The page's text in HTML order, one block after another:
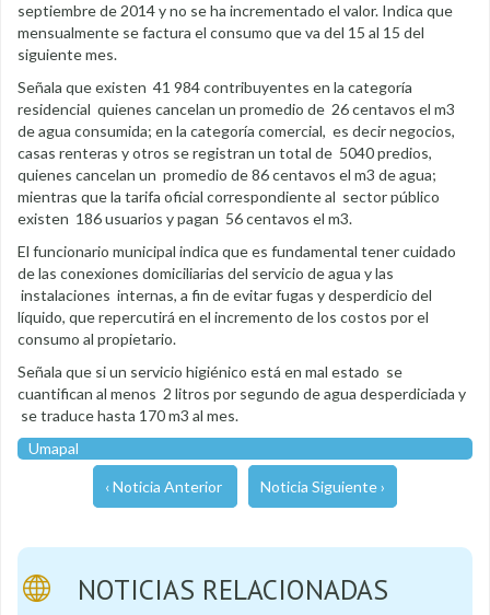
septiembre de 2014 y no se ha incrementado el valor. Indica que
mensualmente se factura el consumo que va del 15 al 15 del
siguiente mes.
Señala que existen 41 984 contribuyentes en la categoría
residencial quienes cancelan un promedio de 26 centavos el m3
de agua consumida; en la categoría comercial, es decir negocios,
casas renteras y otros se registran un total de 5040 predios,
quienes cancelan un promedio de 86 centavos el m3 de agua;
mientras que la tarifa oficial correspondiente al sector público
existen 186 usuarios y pagan 56 centavos el m3.
El funcionario municipal indica que es fundamental tener cuidado
de las conexiones domiciliarias del servicio de agua y las
instalaciones internas, a fin de evitar fugas y desperdicio del
líquido, que repercutirá en el incremento de los costos por el
consumo al propietario.
Señala que si un servicio higiénico está en mal estado se
cuantifican al menos 2 litros por segundo de agua desperdiciada y
se traduce hasta 170 m3 al mes.
Umapal
‹ Noticia Anterior Noticia Siguiente ›
NOTICIAS RELACIONADAS